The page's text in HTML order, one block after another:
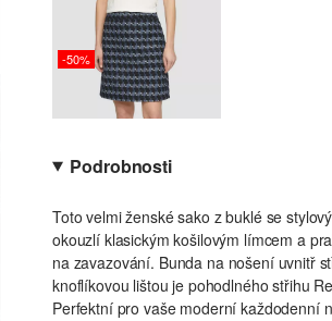
-50%
Podrobnosti
Toto velmi ženské sako z buklé se
okouzlí klasickým košilovým límcem a
na zavazování. Bunda na nošení uvnitř
knoflíkovou lištou je pohodlného střihu
Perfektní pro vaše moderní každodenní